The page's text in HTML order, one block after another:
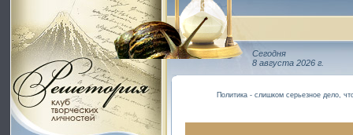
Сегодня
8 августа 2026 г.
Политика - слишком серьезное дело,